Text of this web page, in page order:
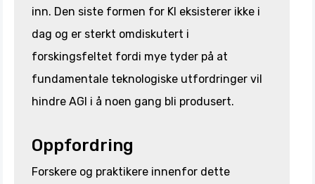
inn. Den siste formen for KI eksisterer ikke i
dag og er sterkt omdiskutert i
forskingsfeltet fordi mye tyder på at
fundamentale teknologiske utfordringer vil
hindre AGI i å noen gang bli produsert.
Oppfordring
Forskere og praktikere innenfor dette